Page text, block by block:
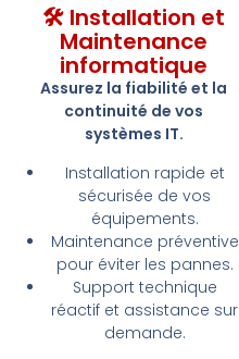
🛠 Installation et
Maintenance
informatique
Assurez la fiabilité et la
continuité de vos
systèmes IT.
Installation rapide et
sécurisée de vos
équipements.
Maintenance préventive
pour éviter les pannes.
Support technique
réactif et assistance sur
demande.